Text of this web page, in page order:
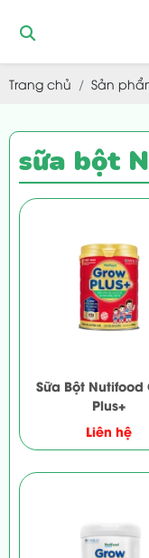
Trang chủ Sản
sữa bột
Sữa Bột Nutifood
Plus+
Liên hệ